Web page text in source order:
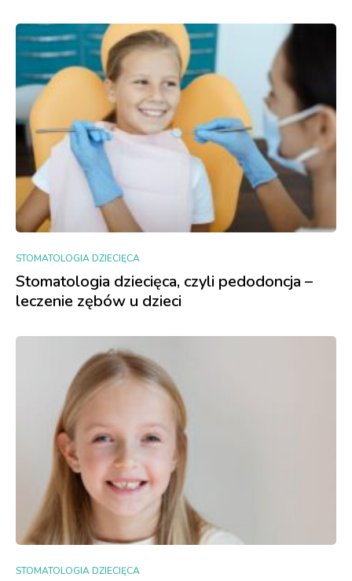
STOMATOLOGIA DZIECIĘCA
Stomatologia dziecięca, czyli pedodoncja –
leczenie zębów u dzieci
STOMATOLOGIA DZIECIĘCA